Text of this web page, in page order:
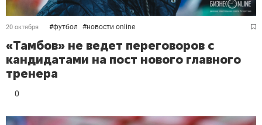
20 октября #футбол #новости online
«Тамбов» не ведет переговоров с
кандидатами на пост нового главного
тренера
0